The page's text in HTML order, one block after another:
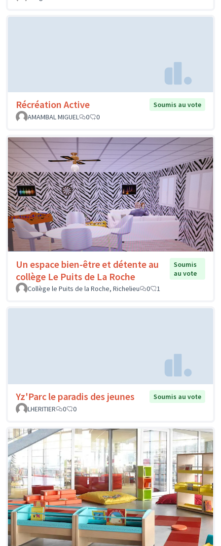
Récréation Active
Soumis au vote
AMAMBAL MIGUEL
0 0
Un espace bien-être et détente au
collège Le Puits de La Roche
Soumis
au vote
Collège le Puits de la Roche, Richelieu
0 1
Yz'Parc le paradis des jeunes
Soumis au vote
LHERITIER
0 0